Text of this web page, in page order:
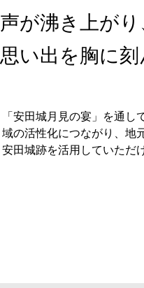
声が沸き上が
思い出を胸に
「安田城月見の宴」を通
域の活性化につながり、地
安田城跡を活用していただ